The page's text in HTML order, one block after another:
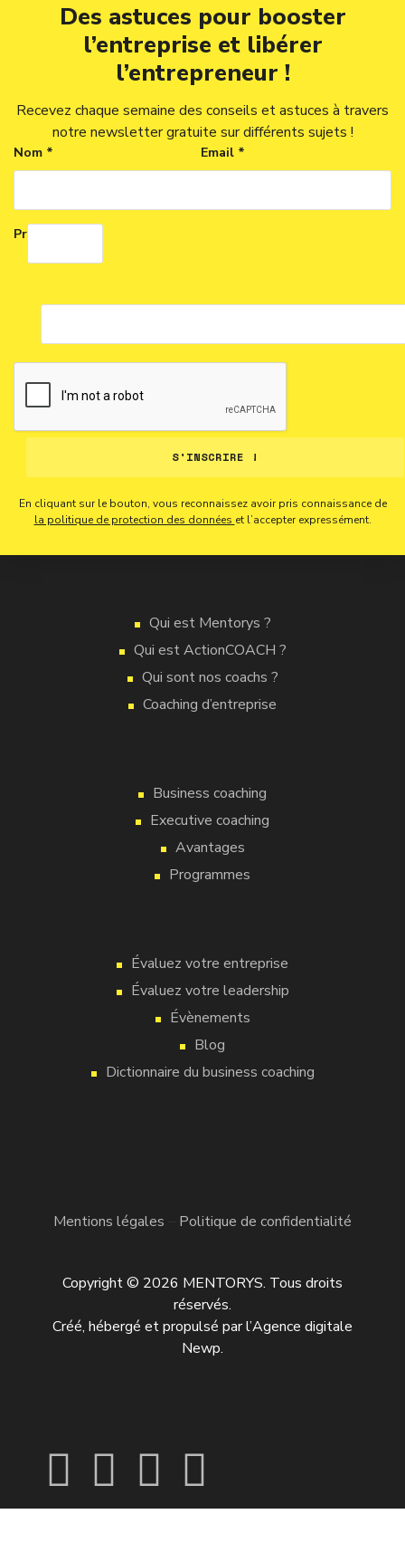
Des astuces pour booster
l’entreprise et libérer
l’entrepreneur !
Recevez chaque semaine des conseils et astuces à travers
notre newsletter gratuite sur différents sujets !
Nom *
Prénom *
Email *
S'INSCRIRE !
En cliquant sur le bouton, vous reconnaissez avoir pris connaissance de
la politique de protection des données et l’accepter expressément.
Qui est Mentorys ?
Qui est ActionCOACH ?
Qui sont nos coachs ?
Coaching d’entreprise
Business coaching
Executive coaching
Avantages
Programmes
Évaluez votre entreprise
Évaluez votre leadership
Évènements
Blog
Dictionnaire du business coaching
Mentions légales Politique de confidentialité
Copyright © 2026 MENTORYS. Tous droits
réservés.
Créé, hébergé et propulsé par l’Agence digitale
Newp.